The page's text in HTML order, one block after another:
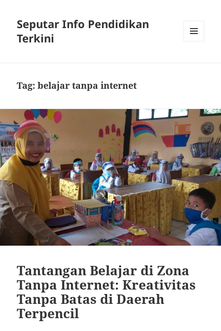
Seputar Info Pendidikan
Terkini
Tag:belajar tanpa internet
Tantangan Belajar di Zona
Tanpa Internet: Kreativitas
Tanpa Batas di Daerah
Terpencil